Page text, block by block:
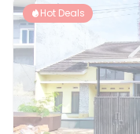
Hot Deals